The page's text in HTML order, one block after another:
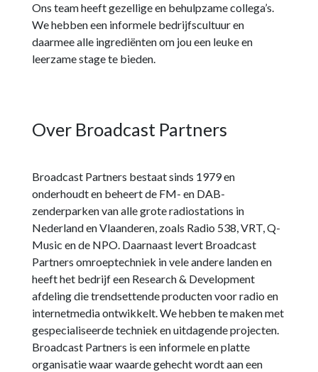
Ons team heeft gezellige en behulpzame collega’s.
We hebben een informele bedrijfscultuur en
daarmee alle ingrediënten om jou een leuke en
leerzame stage te bieden.
Over Broadcast Partners
Broadcast Partners bestaat sinds 1979 en
onderhoudt en beheert de FM- en DAB-
zenderparken van alle grote radiostations in
Nederland en Vlaanderen, zoals Radio 538, VRT, Q-
Music en de NPO. Daarnaast levert Broadcast
Partners omroeptechniek in vele andere landen en
heeft het bedrijf een Research & Development
afdeling die trendsettende producten voor radio en
internetmedia ontwikkelt. We hebben te maken met
gespecialiseerde techniek en uitdagende projecten.
Broadcast Partners is een informele en platte
organisatie waar waarde gehecht wordt aan een